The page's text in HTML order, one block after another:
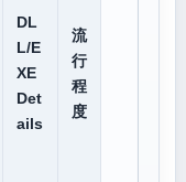
DL
L/E
XE
Det
ails
流
行
程
度